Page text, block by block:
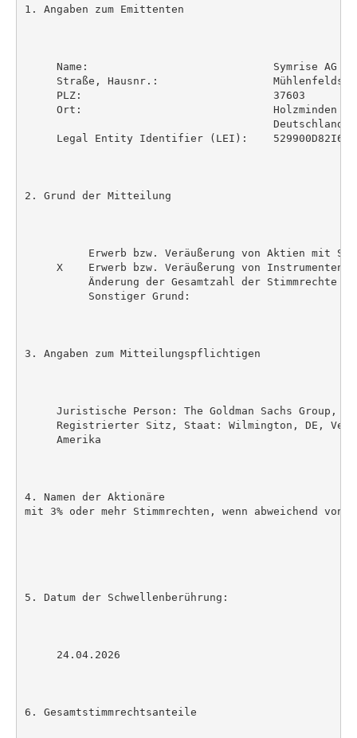
1. Angaben zum Emittenten
     Name:                             Symrise AG
Straße, Hausnr.:
     PLZ:                              37603
     Ort:                              Holzminden
                                       Deutschland
Legal Entity Identifier (LEI):
2. Grund der Mitteilung
Erwerb bzw. Veräußerung von Aktien mit
     X    Erwerb bzw. Veräußerung von Instrumenten
          Änderung der Gesamtzahl der Stimmrechte
          Sonstiger Grund:
3. Angaben zum Mitteilungspflichtigen
Juristische Person: The Goldman Sachs Group,
Registrierter Sitz, Staat: Wilmington, DE,
     Amerika
4. Namen der Aktionäre
mit 3% oder mehr Stimmrechten, wenn abweichend von
5. Datum der Schwellenberührung:
     24.04.2026
6. Gesamtstimmrechtsanteile